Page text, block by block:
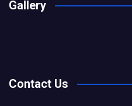
Gallery
Contact Us